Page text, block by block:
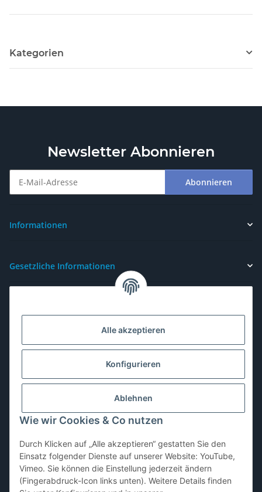
Alle akzeptieren
Konfigurieren
Ablehnen
Wie wir Cookies & Co nutzen
Durch Klicken auf „Alle akzeptieren“ gestatten Sie den
Einsatz folgender Dienste auf unserer Website: YouTube,
Vimeo. Sie können die Einstellung jederzeit ändern
(Fingerabdruck-Icon links unten). Weitere Details finden
Kategorien
Newsletter Abonnieren
Abonnieren
Informationen
Gesetzliche Informationen
Vertrag widerrufen
* Alle Preise inkl. gesetzlicher USt., zzgl.Versand